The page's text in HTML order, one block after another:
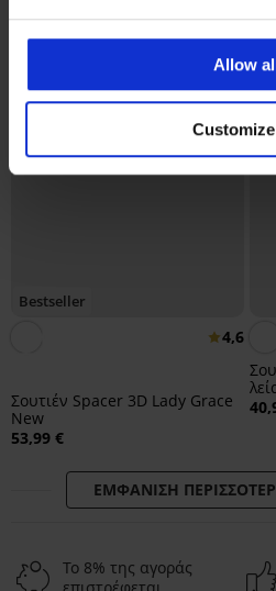
Allow
Customize
Bestseller
4,6
Σουτιέν Spacer 3D Lady Grace
New
53,99 €
ΕΜΦΆΝΙΣΗ
Το 8% της αγοράς